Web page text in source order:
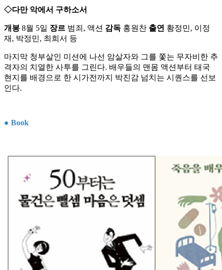
◇다만 악에서 구하소서
개봉 8월 5일 장르 범죄, 액션 감독 홍원찬 출연 황정민, 이정
재, 박정민, 최희서 등
마지막 청부살인 미션에 나선 암살자와 그를 쫓는 무자비한 추
격자의 치열한 사투를 그린다. 배우들의 맨몸 액션부터 태국
현지를 배경으로 한 시가전까지 박진감 넘치는 시퀀스를 선보
인다.
● Book